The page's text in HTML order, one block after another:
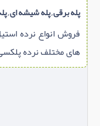
پله برقی ,پله شیشه ای ,
فروش انواع نرده
های مختلف نرده